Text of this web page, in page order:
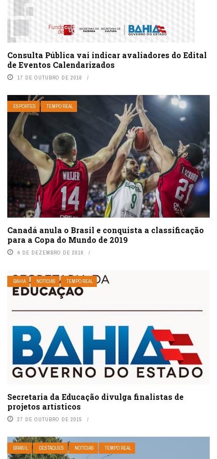
Consulta Pública vai indicar avaliadores do Edital
de Eventos Calendarizados
17 DE OUTUBRO DE 2016
ESPORTES TEMPO REAL
Canadá anula o Brasil e conquista a classificação
para a Copa do Mundo de 2019
4 DE DEZEMBRO DE 2018
BAHIA NOTÍCIAS TEMPO REAL
Secretaria da Educação divulga finalistas de
projetos artísticos
27 DE OUTUBRO DE 2015
BRASIL DESTAQUES NOTÍCIAS TEMPO REAL